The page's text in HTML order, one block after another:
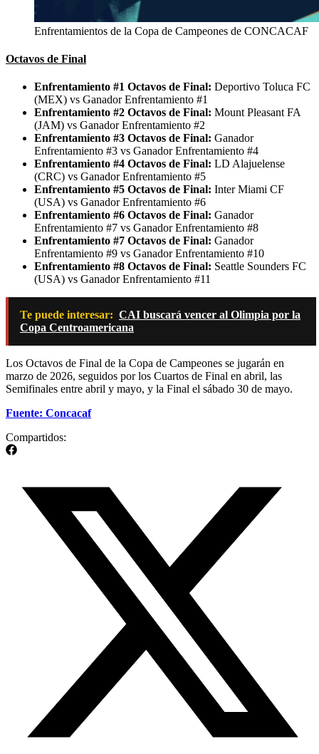
Enfrentamientos de la Copa de Campeones de CONCACAF
Octavos de Final
Enfrentamiento #1 Octavos de Final: Deportivo Toluca FC
(MEX) vs Ganador Enfrentamiento #1
Enfrentamiento #2 Octavos de Final: Mount Pleasant FA
(JAM) vs Ganador Enfrentamiento #2
Enfrentamiento #3 Octavos de Final: Ganador
Enfrentamiento #3 vs Ganador Enfrentamiento #4
Enfrentamiento #4 Octavos de Final: LD Alajuelense
(CRC) vs Ganador Enfrentamiento #5
Enfrentamiento #5 Octavos de Final: Inter Miami CF
(USA) vs Ganador Enfrentamiento #6
Enfrentamiento #6 Octavos de Final: Ganador
Enfrentamiento #7 vs Ganador Enfrentamiento #8
Enfrentamiento #7 Octavos de Final: Ganador
Enfrentamiento #9 vs Ganador Enfrentamiento #10
Enfrentamiento #8 Octavos de Final: Seattle Sounders FC
(USA) vs Ganador Enfrentamiento #11
Te puede interesar: CAI buscará vencer al Olimpia por la
Copa Centroamericana
Los Octavos de Final de la Copa de Campeones se jugarán en
marzo de 2026, seguidos por los Cuartos de Final en abril, las
Semifinales entre abril y mayo, y la Final el sábado 30 de mayo.
Fuente: Concacaf
Compartidos: